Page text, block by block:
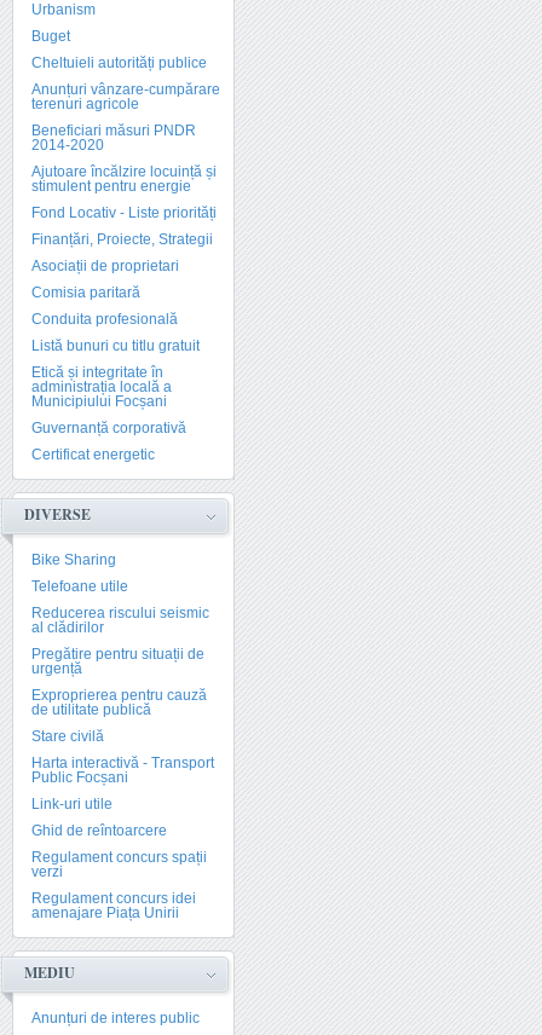
Urbanism
Buget
Cheltuieli autorități publice
Anunțuri vânzare-cumpărare
terenuri agricole
Beneficiari măsuri PNDR
2014-2020
Ajutoare încălzire locuință și
stimulent pentru energie
Fond Locativ - Liste priorități
Finanțări, Proiecte, Strategii
Asociații de proprietari
Comisia paritară
Conduita profesională
Listă bunuri cu titlu gratuit
Etică și integritate în
administrația locală a
Municipiului Focșani
Guvernanță corporativă
Certificat energetic
DIVERSE
Bike Sharing
Telefoane utile
Reducerea riscului seismic
al clădirilor
Pregătire pentru situații de
urgență
Exproprierea pentru cauză
de utilitate publică
Stare civilă
Harta interactivă - Transport
Public Focșani
Link-uri utile
Ghid de reîntoarcere
Regulament concurs spații
verzi
Regulament concurs idei
amenajare Piața Unirii
MEDIU
Anunțuri de interes public